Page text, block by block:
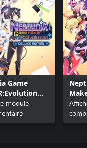
Game
Costume
module
Safe
Pack